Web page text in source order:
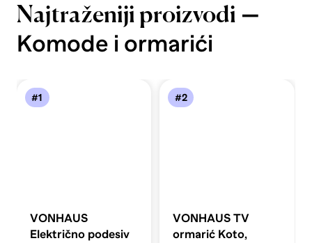
Najtraženiji proizvodi —
Komode i ormarići
#1
VONHAUS
Električno podesiv
#2
VONHAUS TV
ormarić Koto,